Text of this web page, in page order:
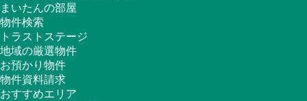
まいたんの部屋
物件検索
トラストステージ
地域の厳選物件
お預かり物件
物件資料請求
おすすめエリア